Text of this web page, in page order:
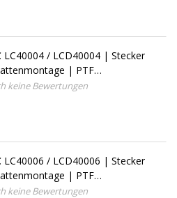
LC40004 / LCD40004 | Stecker
| PTF
6,4 mm AD / 4,3 mm ID
keine Bewertungen
LC40006 / LCD40006 | Stecker
| PTF
9,5 mm AD / 6,4 mm ID
keine Bewertungen